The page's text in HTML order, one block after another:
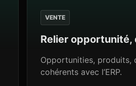
VENTE
Relier
Opportunities, produits,
cohérents avec l’ERP.